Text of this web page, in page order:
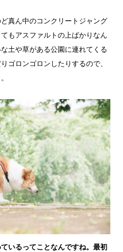
真ん中のコンクリートジャング
もアスファルトの上ばかりなん
土や草がある公園に連れてくる
ゴロンゴロンしたりするので、
いるってことなんですね。最初